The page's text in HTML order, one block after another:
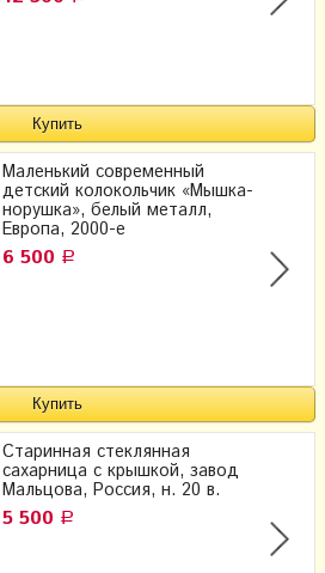
Маленький современный
детский колокольчик «Мышка-
норушка», белый металл,
Европа, 2000-е
6 500 Р
Старинная стеклянная
сахарница с крышкой, завод
Мальцова, Россия, н. 20 в.
5 500 Р